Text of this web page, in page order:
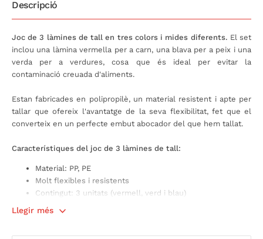
Descripció
Joc de 3 làmines de tall en tres colors i mides diferents. El set
inclou una làmina vermella per a carn, una blava per a peix i una
verda per a verdures, cosa que és ideal per evitar la
contaminació creuada d'aliments.
Estan fabricades en polipropilè, un material resistent i apte per
tallar que ofereix l'avantatge de la seva flexibilitat, fet que el
converteix en un perfecte embut abocador del que hem tallat.
Característiques del joc de 3 làmines de tall:
Material: PP, PE
Molt flexibles i resistents
Contingut: 3 unitats (vermell, verd i blau)
Símbols i colors diferencials per evitar la contaminació
Llegir més